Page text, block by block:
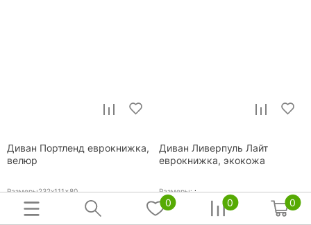
Диван Портленд еврокнижка,
велюр
Размеры232x111x80
94 271 р.
Диван Ливерпуль Лайт
еврокнижка, экокожа
Размеры::
230x140x85
0 0 0